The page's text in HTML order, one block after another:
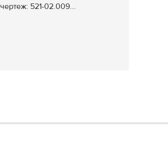
чертеж: 521-02.009...